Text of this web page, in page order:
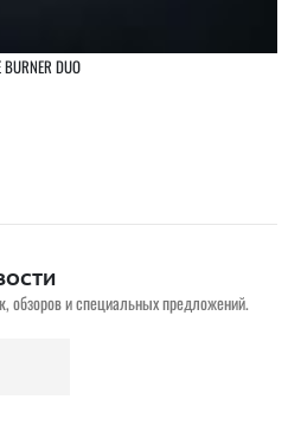
BURNER DUO
обзоров и специальных предложений.